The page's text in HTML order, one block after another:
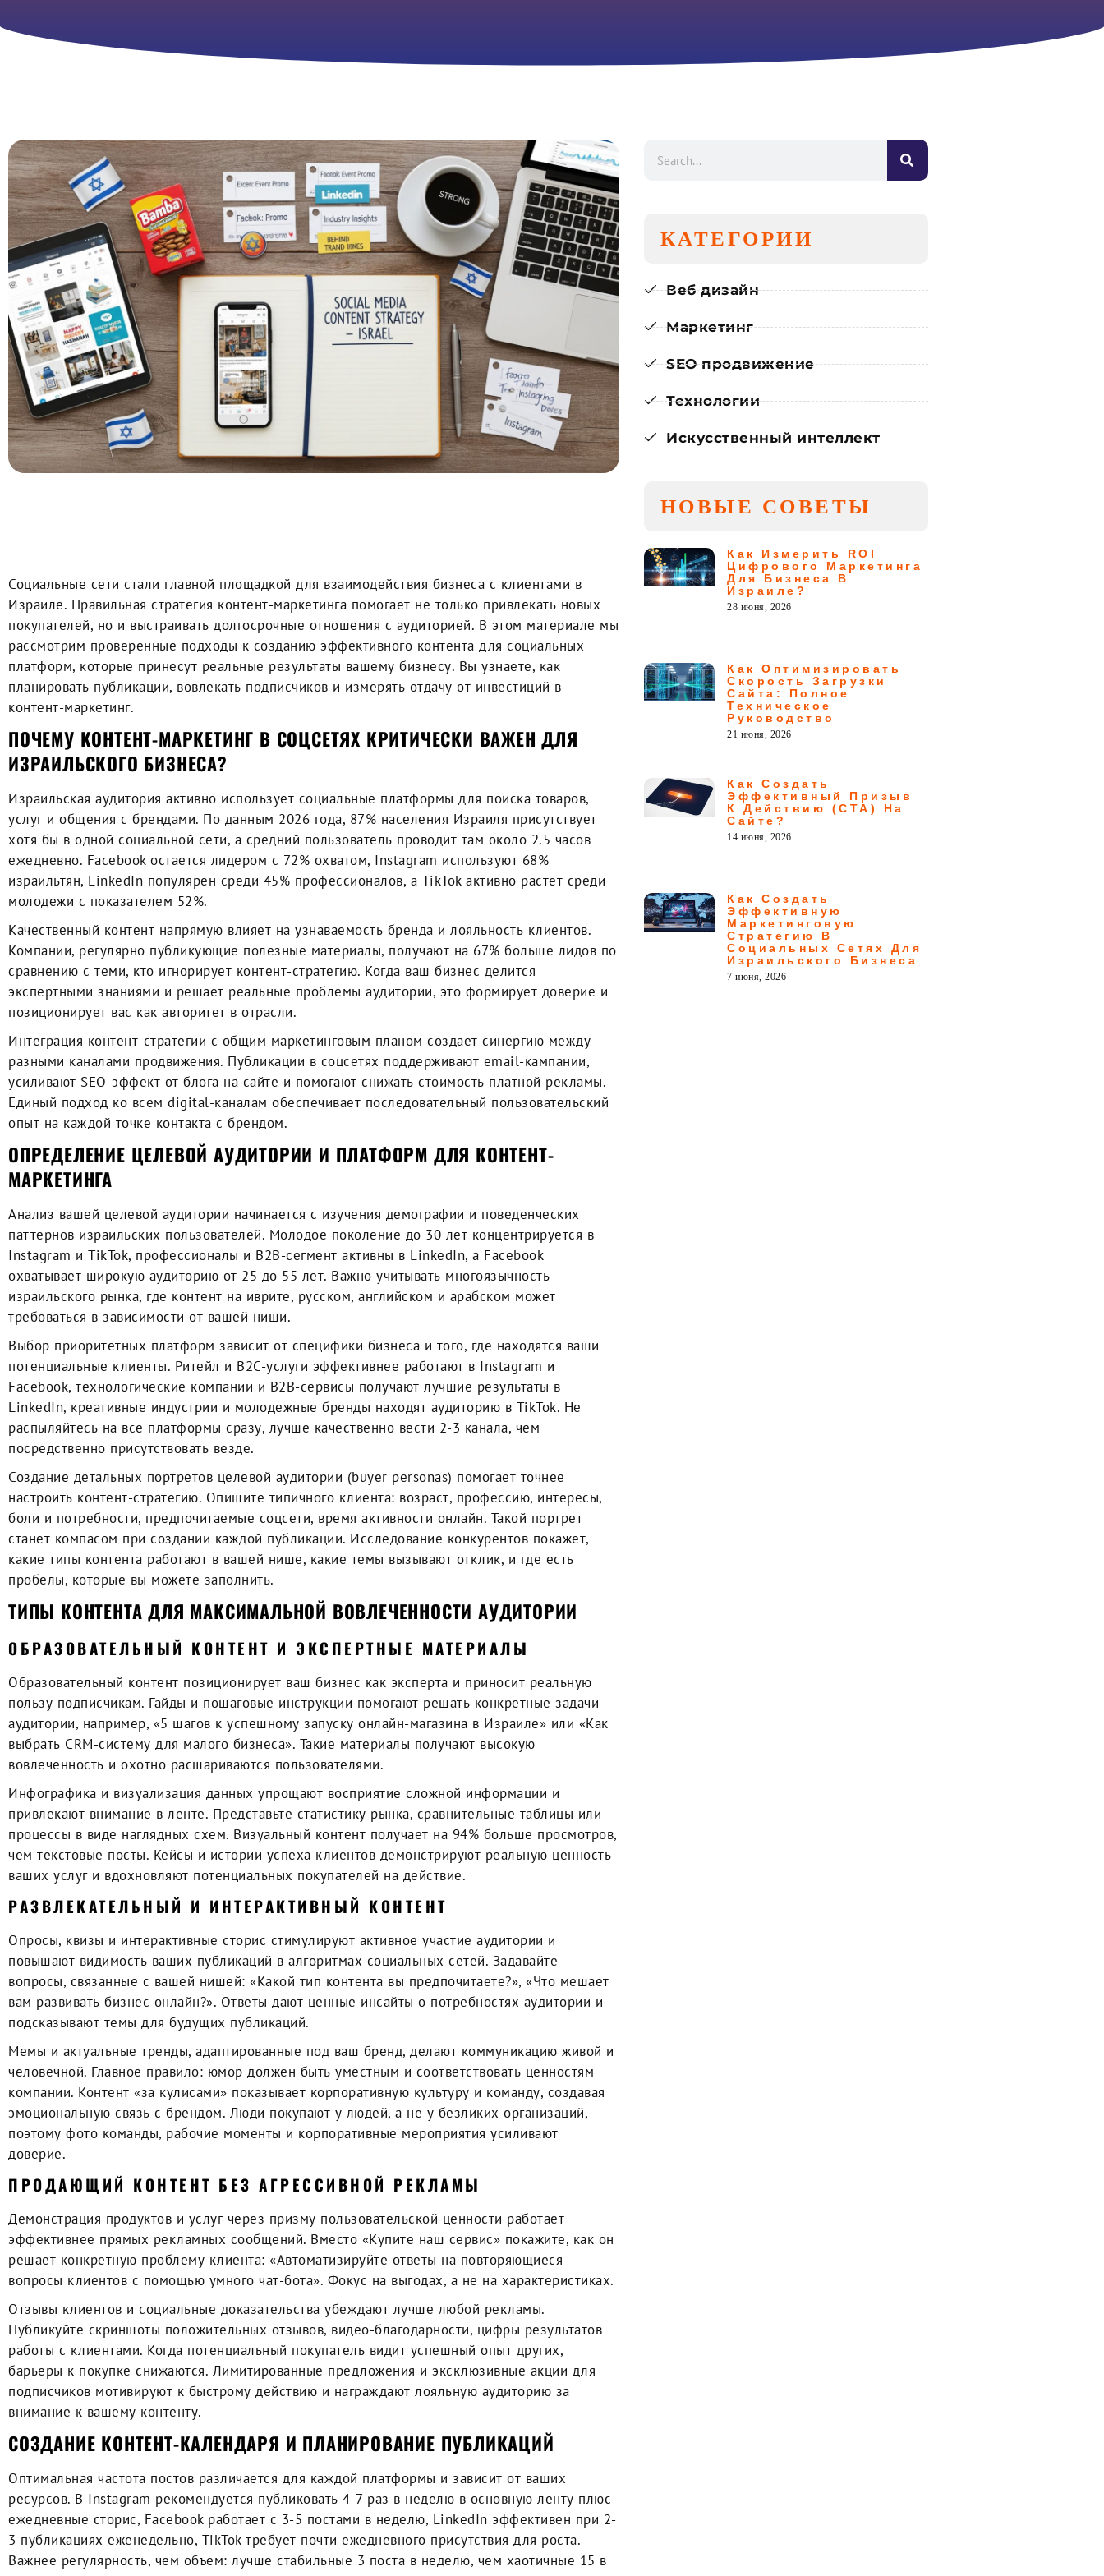
Социальные сети стали главной площадкой для взаимодействия бизнеса с клиентами в
Израиле. Правильная стратегия контент-маркетинга помогает не только привлекать новых
покупателей, но и выстраивать долгосрочные отношения с аудиторией. В этом материале мы
рассмотрим проверенные подходы к созданию эффективного контента для социальных
платформ, которые принесут реальные результаты вашему бизнесу. Вы узнаете, как
планировать публикации, вовлекать подписчиков и измерять отдачу от инвестиций в
контент-маркетинг.
ПОЧЕМУ КОНТЕНТ-МАРКЕТИНГ В СОЦСЕТЯХ КРИТИЧЕСКИ ВАЖЕН ДЛЯ
ИЗРАИЛЬСКОГО БИЗНЕСА?
Израильская аудитория активно использует социальные платформы для поиска товаров,
услуг и общения с брендами. По данным 2026 года, 87% населения Израиля присутствует
хотя бы в одной социальной сети, а средний пользователь проводит там около 2.5 часов
ежедневно. Facebook остается лидером с 72% охватом, Instagram используют 68%
израильтян, LinkedIn популярен среди 45% профессионалов, а TikTok активно растет среди
молодежи с показателем 52%.
Качественный контент напрямую влияет на узнаваемость бренда и лояльность клиентов.
Компании, регулярно публикующие полезные материалы, получают на 67% больше лидов по
сравнению с теми, кто игнорирует контент-стратегию. Когда ваш бизнес делится
экспертными знаниями и решает реальные проблемы аудитории, это формирует доверие и
позиционирует вас как авторитет в отрасли.
Интеграция контент-стратегии с общим маркетинговым планом создает синергию между
разными каналами продвижения. Публикации в соцсетях поддерживают email-кампании,
усиливают SEO-эффект от блога на сайте и помогают снижать стоимость платной рекламы.
Единый подход ко всем digital-каналам обеспечивает последовательный пользовательский
опыт на каждой точке контакта с брендом.
ОПРЕДЕЛЕНИЕ ЦЕЛЕВОЙ АУДИТОРИИ И ПЛАТФОРМ ДЛЯ КОНТЕНТ-
МАРКЕТИНГА
Анализ вашей целевой аудитории начинается с изучения демографии и поведенческих
паттернов израильских пользователей. Молодое поколение до 30 лет концентрируется в
Instagram и TikTok, профессионалы и B2B-сегмент активны в LinkedIn, а Facebook
охватывает широкую аудиторию от 25 до 55 лет. Важно учитывать многоязычность
израильского рынка, где контент на иврите, русском, английском и арабском может
требоваться в зависимости от вашей ниши.
Выбор приоритетных платформ зависит от специфики бизнеса и того, где находятся ваши
потенциальные клиенты. Ритейл и B2C-услуги эффективнее работают в Instagram и
Facebook, технологические компании и B2B-сервисы получают лучшие результаты в
LinkedIn, креативные индустрии и молодежные бренды находят аудиторию в TikTok. Не
распыляйтесь на все платформы сразу, лучше качественно вести 2-3 канала, чем
посредственно присутствовать везде.
Создание детальных портретов целевой аудитории (buyer personas) помогает точнее
настроить контент-стратегию. Опишите типичного клиента: возраст, профессию, интересы,
боли и потребности, предпочитаемые соцсети, время активности онлайн. Такой портрет
станет компасом при создании каждой публикации. Исследование конкурентов покажет,
какие типы контента работают в вашей нише, какие темы вызывают отклик, и где есть
пробелы, которые вы можете заполнить.
ТИПЫ КОНТЕНТА ДЛЯ МАКСИМАЛЬНОЙ ВОВЛЕЧЕННОСТИ АУДИТОРИИ
ОБРАЗОВАТЕЛЬНЫЙ КОНТЕНТ И ЭКСПЕРТНЫЕ МАТЕРИАЛЫ
Образовательный контент позиционирует ваш бизнес как эксперта и приносит реальную
пользу подписчикам. Гайды и пошаговые инструкции помогают решать конкретные задачи
аудитории, например, «5 шагов к успешному запуску онлайн-магазина в Израиле» или «Как
выбрать CRM-систему для малого бизнеса». Такие материалы получают высокую
вовлеченность и охотно расшариваются пользователями.
Инфографика и визуализация данных упрощают восприятие сложной информации и
привлекают внимание в ленте. Представьте статистику рынка, сравнительные таблицы или
процессы в виде наглядных схем. Визуальный контент получает на 94% больше просмотров,
чем текстовые посты. Кейсы и истории успеха клиентов демонстрируют реальную ценность
ваших услуг и вдохновляют потенциальных покупателей на действие.
РАЗВЛЕКАТЕЛЬНЫЙ И ИНТЕРАКТИВНЫЙ КОНТЕНТ
Опросы, квизы и интерактивные сторис стимулируют активное участие аудитории и
повышают видимость ваших публикаций в алгоритмах социальных сетей. Задавайте
вопросы, связанные с вашей нишей: «Какой тип контента вы предпочитаете?», «Что мешает
вам развивать бизнес онлайн?». Ответы дают ценные инсайты о потребностях аудитории и
подсказывают темы для будущих публикаций.
Мемы и актуальные тренды, адаптированные под ваш бренд, делают коммуникацию живой и
человечной. Главное правило: юмор должен быть уместным и соответствовать ценностям
компании. Контент «за кулисами» показывает корпоративную культуру и команду, создавая
эмоциональную связь с брендом. Люди покупают у людей, а не у безликих организаций,
поэтому фото команды, рабочие моменты и корпоративные мероприятия усиливают
доверие.
ПРОДАЮЩИЙ КОНТЕНТ БЕЗ АГРЕССИВНОЙ РЕКЛАМЫ
Демонстрация продуктов и услуг через призму пользовательской ценности работает
эффективнее прямых рекламных сообщений. Вместо «Купите наш сервис» покажите, как он
решает конкретную проблему клиента: «Автоматизируйте ответы на повторяющиеся
вопросы клиентов с помощью умного чат-бота». Фокус на выгодах, а не на характеристиках.
Отзывы клиентов и социальные доказательства убеждают лучше любой рекламы.
Публикуйте скриншоты положительных отзывов, видео-благодарности, цифры результатов
работы с клиентами. Когда потенциальный покупатель видит успешный опыт других,
барьеры к покупке снижаются. Лимитированные предложения и эксклюзивные акции для
подписчиков мотивируют к быстрому действию и награждают лояльную аудиторию за
внимание к вашему контенту.
СОЗДАНИЕ КОНТЕНТ-КАЛЕНДАРЯ И ПЛАНИРОВАНИЕ ПУБЛИКАЦИЙ
Оптимальная частота постов различается для каждой платформы и зависит от ваших
ресурсов. В Instagram рекомендуется публиковать 4-7 раз в неделю в основную ленту плюс
ежедневные сторис, Facebook работает с 3-5 постами в неделю, LinkedIn эффективен при 2-
3 публикациях еженедельно, TikTok требует почти ежедневного присутствия для роста.
Важнее регулярность, чем объем: лучше стабильные 3 поста в неделю, чем хаотичные 15 в
КАТЕГОРИИ
Веб дизайн
Маркетинг
SEO продвижение
Технологии
Искусственный интеллект
НОВЫЕ СОВЕТЫ
Как Измерить ROI
Цифрового Маркетинга
Для Бизнеса В
Израиле?
28 июня, 2026
Как Оптимизировать
Скорость Загрузки
Сайта: Полное
Техническое
Руководство
21 июня, 2026
Как Создать
Эффективный Призыв
К Действию (CTA) На
Сайте?
14 июня, 2026
Как Создать
Эффективную
Маркетинговую
Стратегию В
Социальных Сетях Для
Израильского Бизнеса
7 июня, 2026